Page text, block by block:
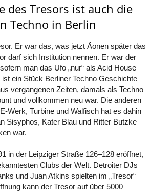
des Tresors ist auch die
Techno in Berlin
Er war das, was jetzt Äonen später das
darf sich Institution nennen. Er war der
man das Ufo „nur“ als Acid House
ein Stück Berliner Techno Geschichte
vergangenen Zeiten, damals als Techno
und vollkommen neu war. Die anderen
Werk, Turbine und Walfisch hat es dahin
Sisyphos, Kater Blau und Ritter Butzke
war.
in der Leipziger Straße 126–128 eröffnet,
Clubs der Welt. Detroiter DJs
und Juan Atkins spielten im „Tresor“
kann der Tresor auf über 5000